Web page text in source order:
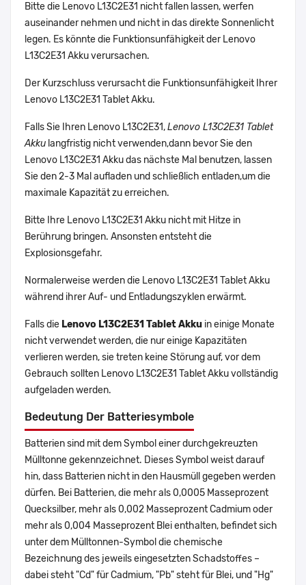
Bitte die Lenovo L13C2E31 nicht fallen lassen, werfen
auseinander nehmen und nicht in das direkte Sonnenlicht
legen. Es könnte die Funktionsunfähigkeit der Lenovo
L13C2E31 Akku verursachen.
Der Kurzschluss verursacht die Funktionsunfähigkeit Ihrer
Lenovo L13C2E31 Tablet Akku.
Falls Sie Ihren Lenovo L13C2E31,Lenovo L13C2E31 Tablet
Akku langfristig nicht verwenden,dann bevor Sie den
Lenovo L13C2E31 Akku das nächste Mal benutzen, lassen
Sie den 2-3 Mal aufladen und schließlich entladen,um die
maximale Kapazität zu erreichen.
Bitte Ihre Lenovo L13C2E31 Akku nicht mit Hitze in
Berührung bringen. Ansonsten entsteht die
Explosionsgefahr.
Normalerweise werden die Lenovo L13C2E31 Tablet Akku
während ihrer Auf- und Entladungszyklen erwärmt.
Falls die Lenovo L13C2E31 Tablet Akku in einige Monate
nicht verwendet werden, die nur einige Kapazitäten
verlieren werden, sie treten keine Störung auf, vor dem
Gebrauch sollten Lenovo L13C2E31 Tablet Akku vollständig
aufgeladen werden.
Bedeutung Der Batteriesymbole
Batterien sind mit dem Symbol einer durchgekreuzten
Mülltonne gekennzeichnet. Dieses Symbol weist darauf
hin, dass Batterien nicht in den Hausmüll gegeben werden
dürfen. Bei Batterien, die mehr als 0,0005 Masseprozent
Quecksilber, mehr als 0,002 Masseprozent Cadmium oder
mehr als 0,004 Masseprozent Blei enthalten, befindet sich
unter dem Mülltonnen-Symbol die chemische
Bezeichnung des jeweils eingesetzten Schadstoffes –
dabei steht "Cd" für Cadmium, "Pb" steht für Blei, und "Hg"